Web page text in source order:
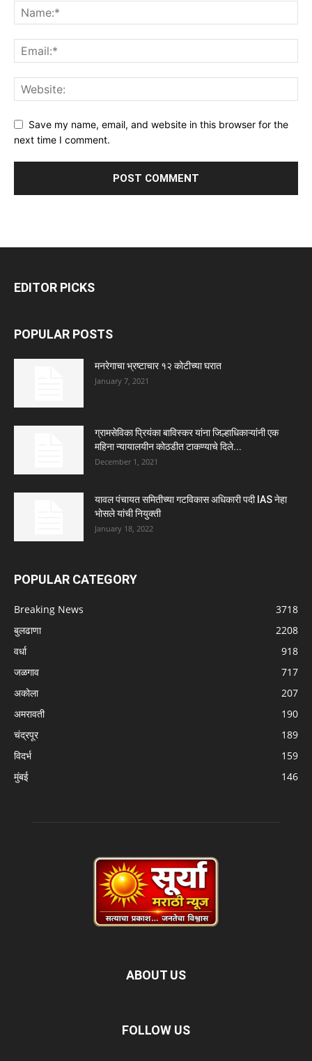
Save my name, email, and website in this browser for the
next time I comment.
EDITOR PICKS
POPULAR POSTS
मनरेगाचा भ्रष्टाचार १२ कोटीच्या घरात
January 7, 2021
ग्रामसेविका प्रियंका बाविस्कर यांना जिल्हाधिकाऱ्यांनी एक
महिना न्यायालयीन कोठडीत टाकण्याचे दिले...
December 1, 2021
यावल पंचायत समितीच्या गटविकास अधिकारी पदी IAS नेहा
भोसले यांची नियुक्ती
January 18, 2022
POPULAR CATEGORY
Breaking News
3718
बुलढाणा
2208
वर्धा
918
जळगाव
717
अकोला
207
अमरावती
190
चंद्रपूर
189
विदर्भ
159
मुंबई
146
ABOUT US
FOLLOW US